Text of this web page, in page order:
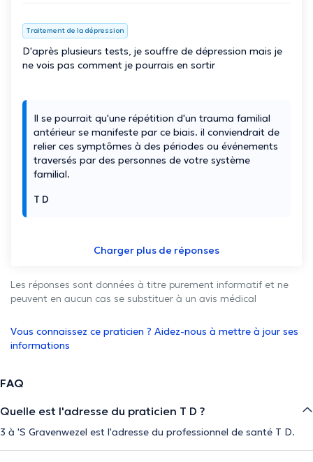
Traitement de la dépression
D'après plusieurs tests, je souffre de dépression mais je
ne vois pas comment je pourrais en sortir
Il se pourrait qu'une répétition d'un trauma familial
antérieur se manifeste par ce biais. il conviendrait de
relier ces symptômes à des périodes ou événements
traversés par des personnes de votre système
familial.
T D
Charger plus de réponses
Les réponses sont données à titre purement informatif et ne
peuvent en aucun cas se substituer à un avis médical
Vous connaissez ce praticien ? Aidez-nous à mettre à jour ses
informations
FAQ
Quelle est l'adresse du praticien T D ?
3 à 'S Gravenwezel est l'adresse du professionnel de santé T D.